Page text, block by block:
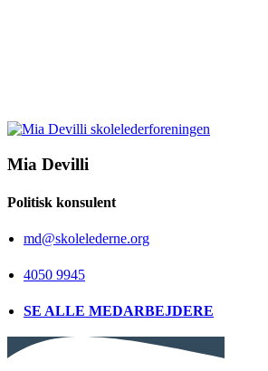
Mia Devilli
Politisk konsulent
md@skolelederne.org
4050 9945
SE ALLE MEDARBEJDERE